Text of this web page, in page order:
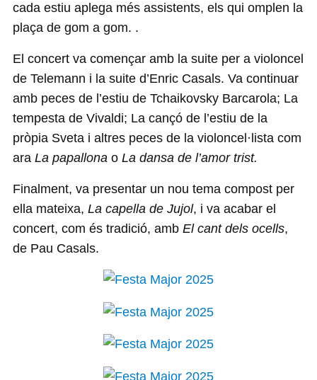
cada estiu aplega més assistents, els qui omplen la
plaça de gom a gom. .
El concert va començar amb la suite per a violoncel
de Telemann i la suite d’Enric Casals. Va continuar
amb peces de l’estiu de Tchaikovsky Barcarola; La
tempesta de Vivaldi; La cançó de l’estiu de la
pròpia Sveta i altres peces de la violoncel·lista com
ara La papallonao La dansa de l’amor trist.
Finalment, va presentar un nou tema compost per
ella mateixa, La capella de Jujol, i va acabar el
concert, com és tradició, amb El cant dels ocells,
de Pau Casals.